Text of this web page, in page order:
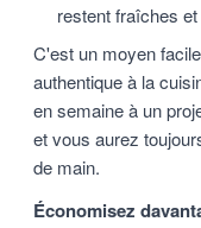
restent fraîches
C'est un moyen
authentique à la
en semaine à un
et vous aurez
de main.
Économisez